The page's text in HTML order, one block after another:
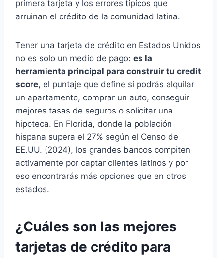
primera tarjeta y los errores típicos que
arruinan el crédito de la comunidad latina.
Tener una tarjeta de crédito en Estados Unidos
no es solo un medio de pago: es la
herramienta principal para construir tu credit
score, el puntaje que define si podrás alquilar
un apartamento, comprar un auto, conseguir
mejores tasas de seguros o solicitar una
hipoteca. En Florida, donde la población
hispana supera el 27% según el Censo de
EE.UU. (2024), los grandes bancos compiten
activamente por captar clientes latinos y por
eso encontrarás más opciones que en otros
estados.
¿Cuáles son las mejores
tarjetas de crédito para